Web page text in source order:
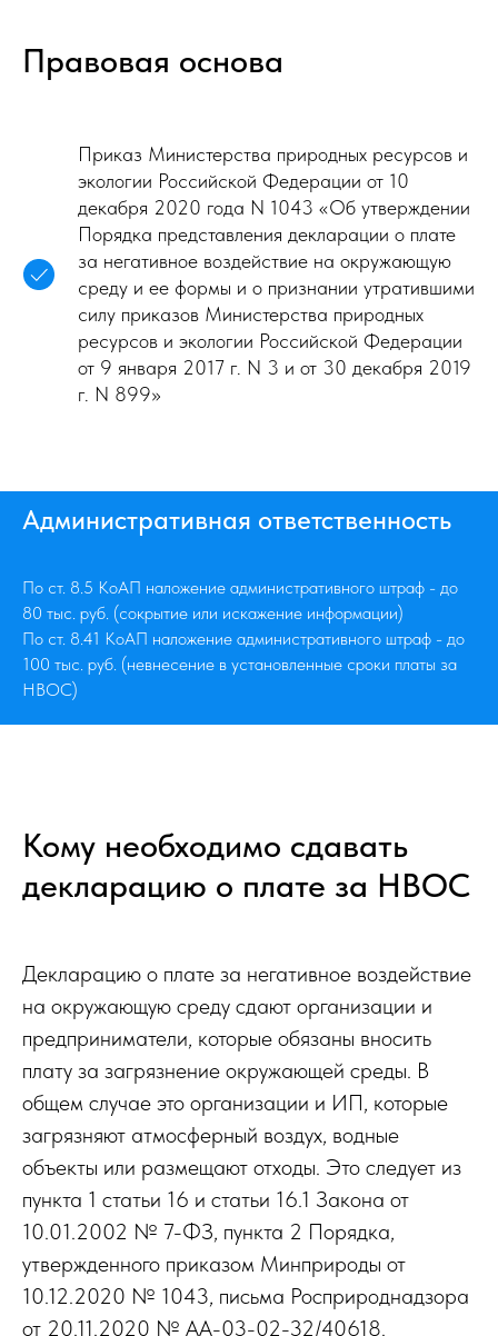
Правовая основа
Приказ Министерства природных ресурсов и
экологии Российской Федерации от 10
декабря 2020 года N 1043 «Об утверждении
Порядка представления декларации о плате
за негативное воздействие на окружающую
среду и ее формы и о признании утратившими
силу приказов Министерства природных
ресурсов и экологии Российской Федерации
от 9 января 2017 г. N 3 и от 30 декабря 2019
г. N 899»
Административная ответственность
По ст. 8.5 КоАП наложение административного штраф - до
80 тыс. руб. (сокрытие или искажение информации)
По ст. 8.41 КоАП наложение административного штраф - до
100 тыс. руб. (невнесение в установленные сроки платы за
НВОС)
Кому необходимо сдавать
декларацию о плате за НВОС
Декларацию о плате за негативное воздействие
на окружающую среду сдают организации и
предприниматели, которые обязаны вносить
плату за загрязнение окружающей среды. В
общем случае это организации и ИП, которые
загрязняют атмосферный воздух, водные
объекты или размещают отходы. Это следует из
пункта 1 статьи 16 и статьи 16.1 Закона от
10.01.2002 № 7-ФЗ, пункта 2 Порядка,
утвержденного приказом Минприроды от
10.12.2020 № 1043, письма Росприроднадзора
от 20.11.2020 № АА-03-02-32/40618.